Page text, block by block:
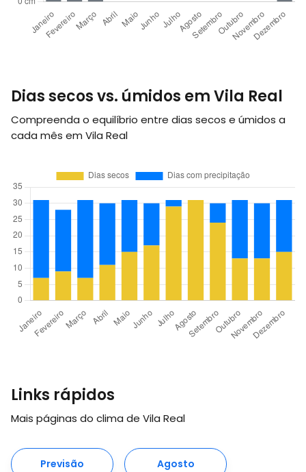
Dias secos vs. úmidos em Vila Real
Compreenda o equilíbrio entre dias secos e úmidos a
cada mês em Vila Real
Links rápidos
Mais páginas do clima de Vila Real
Previsão Agosto